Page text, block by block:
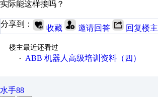
实际能这样接吗？
分享到： 收藏 邀请回答 回复楼主
楼主最近还看过
·
ABB 机器人高级培训资料（四）
水手88